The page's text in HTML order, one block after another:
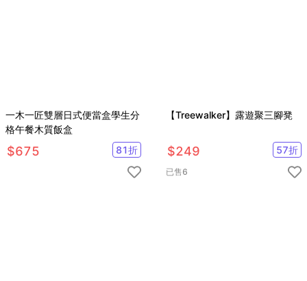
一木一匠雙層日式便當盒學生分
格午餐木質飯盒
$675 81折
【Treewalker】露遊聚三腳凳
$249 57折
已售6